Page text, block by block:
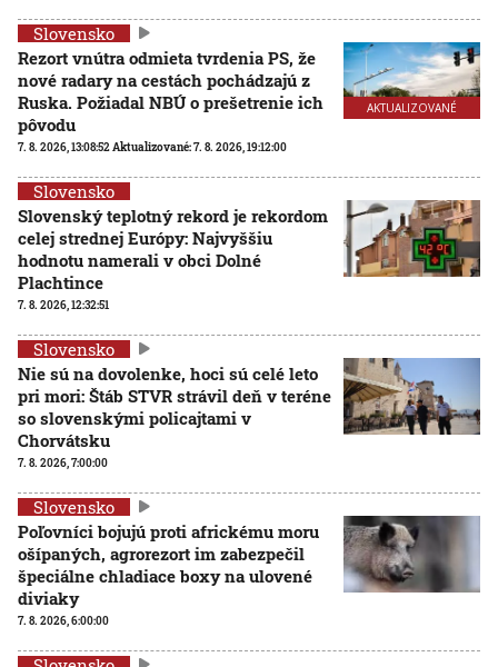
AKTUALIZOVANÉ
Slovensko
Rezort vnútra odmieta tvrdenia PS, že
nové radary na cestách pochádzajú z
Ruska. Požiadal NBÚ o prešetrenie ich
pôvodu
7. 8. 2026, 13:08:52Aktualizované:7. 8. 2026, 19:12:00
Slovensko
Slovenský teplotný rekord je rekordom
celej strednej Európy: Najvyššiu
hodnotu namerali v obci Dolné
Plachtince
7. 8. 2026, 12:32:51
Slovensko
Nie sú na dovolenke, hoci sú celé leto
pri mori: Štáb STVR strávil deň v teréne
so slovenskými policajtami v
Chorvátsku
7. 8. 2026, 7:00:00
Slovensko
Poľovníci bojujú proti africkému moru
ošípaných, agrorezort im zabezpečil
špeciálne chladiace boxy na ulovené
diviaky
7. 8. 2026, 6:00:00